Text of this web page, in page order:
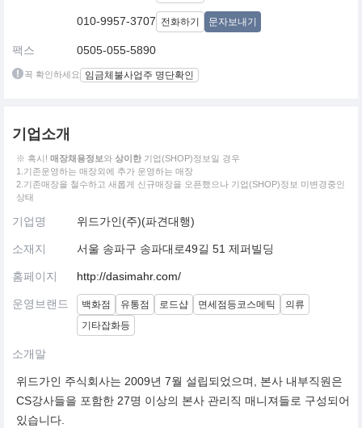
010-9957-3707 전화하기 문자보내기
팩스 0505-055-5890
꼭 확인하세요 임금체불사업주 명단확인
기업소개
※ 혹시! 매장채용정보와 상이한 기업(SHOP)정보일 경우
1.기존운영하는 매장외에 추가 운영하는 매장
2.기존매장을 철수하고 새롭게 신규매장을 오픈했으나 기업(SHOP)정보 미변경중인
상태
기업명 위드가인(주)(파견대행)
소재지 서울 송파구 송파대로49길 51 제퍼빌딩
홈페이지 http://dasimahr.com/
운영브랜드 백화점 유통점 로드샵 면세점등코스메틱
의류
기타잡화등
소개말
위드가인 주식회사는 2009년 7월 설립되었으며, 본사 내부직원은
CS강사들을 포함한 27명 이상의 본사 관리직 매니져들로 구성되어
있습니다.